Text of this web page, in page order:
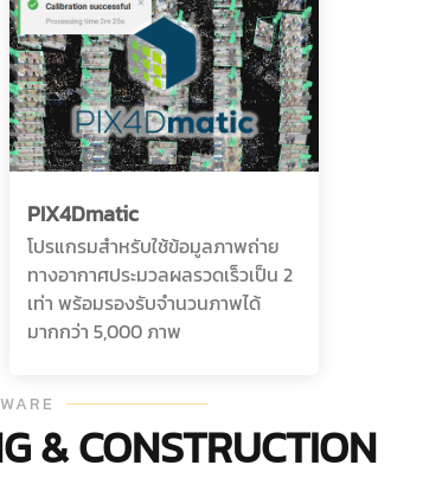
PIX4Dmatic
โปรแกรมสำหรับใช้ข้อมูลภาพถ่าย
ทางอากาศประมวลผลรวดเร็วเป็น 2
เท่า พร้อมรองรับจำนวนภาพได้
มากกว่า 5,000 ภาพ
& CONSTRUCTION